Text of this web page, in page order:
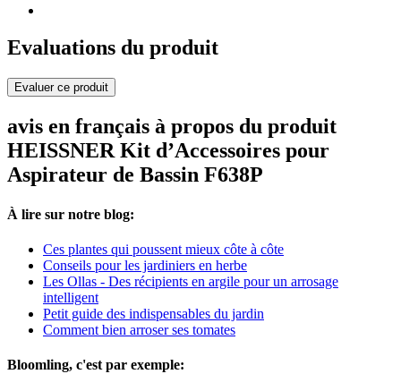
Evaluations du produit
Evaluer ce produit
avis en français à propos du produit
HEISSNER Kit d’Accessoires pour
Aspirateur de Bassin F638P
À lire sur notre blog:
Ces plantes qui poussent mieux côte à côte
Conseils pour les jardiniers en herbe
Les Ollas - Des récipients en argile pour un arrosage
intelligent
Petit guide des indispensables du jardin
Comment bien arroser ses tomates
Bloomling, c'est par exemple: